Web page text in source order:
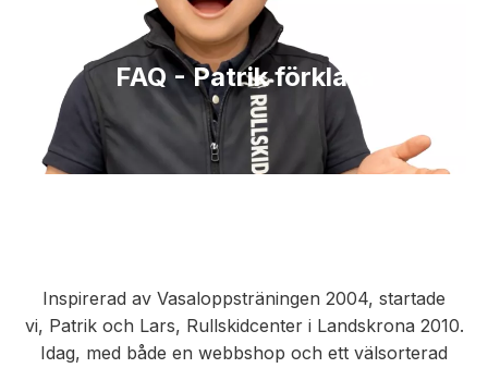
FAQ - Patrik förklara
Inspirerad av Vasaloppsträningen 2004, startade
vi, Patrik och Lars, Rullskidcenter i Landskrona 2010.
Idag, med både en webbshop och ett välsorterad